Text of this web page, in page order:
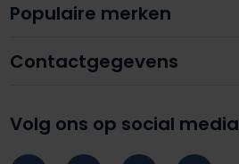
Contactgegevens
Volg ons op social media
Populaire merken